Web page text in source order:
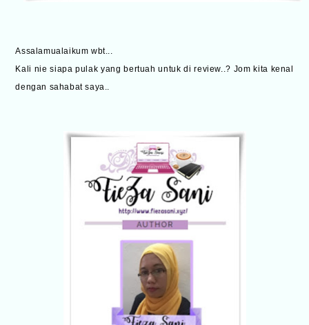
Assalamualaikum wbt...
Kali nie siapa pulak yang bertuah untuk di review..? Jom kita kenal
dengan sahabat saya..